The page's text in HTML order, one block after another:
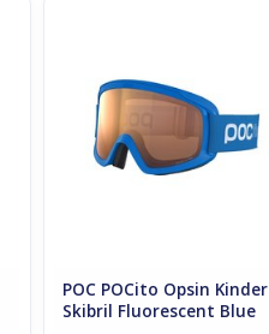
POC POCito Opsin Kinder
Skibril Fluorescent Blue